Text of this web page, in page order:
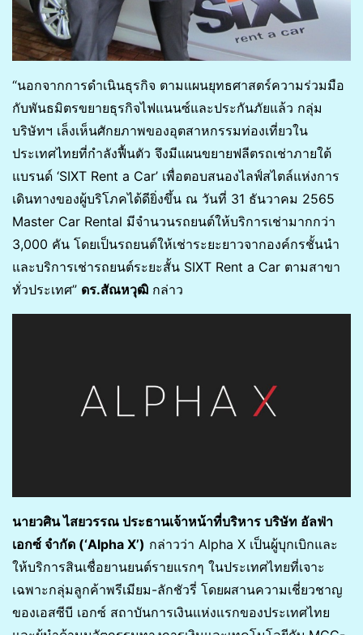
“นอกจากการดำเนินธุรกิจ ตามแผนยุทธศาสตร์ความร่วมมือ
กับพันธมิตรขยายธุรกิจไฟแนนซ์และประกันภัยแล้ว กลุ่ม
บริษัทฯ เล็งเห็นศักยภาพของอุตสาหกรรมท่องเที่ยวใน
ประเทศไทยที่กำลังฟื้นตัว จึงมีแผนขยายฟลีตรถเช่าภายใต้
แบรนด์ ‘SIXT Rent a Car’ เพื่อตอบสนองไลฟ์สไตล์แห่งการ
เดินทางของผู้บริโภคได้ดียิ่งขึ้น ณ วันที่ 31 ธันวาคม 2565
Master Car Rental มีจำนวนรถยนต์ให้บริการเช่ามากกว่า
3,000 คัน โดยเป็นรถยนต์ให้เช่าระยะยาวจากองค์กรชั้นนำ
และบริการเช่ารถยนต์ระยะสั้น SIXT Rent a Car ตามสาขา
ทั่วประเทศ” ดร.สัณหวุฒิ กล่าว
นายวศิน ไสยวรรณ ประธานเจ้าหน้าที่บริหาร บริษัท อัลฟ่า
เอกซ์ จำกัด (‘Alpha X’) กล่าวว่า Alpha X เป็นผู้บุกเบิกและ
ให้บริการสินเชื่อยานยนต์รายแรกๆ ในประเทศไทยที่เจาะ
เฉพาะกลุ่มลูกค้าพรีเมียม-ลักชัวรี่ โดยผสานความเชี่ยวชาญ
ของเอสซีบี เอกซ์ สถาบันการเงินแห่งแรกของประเทศไทย